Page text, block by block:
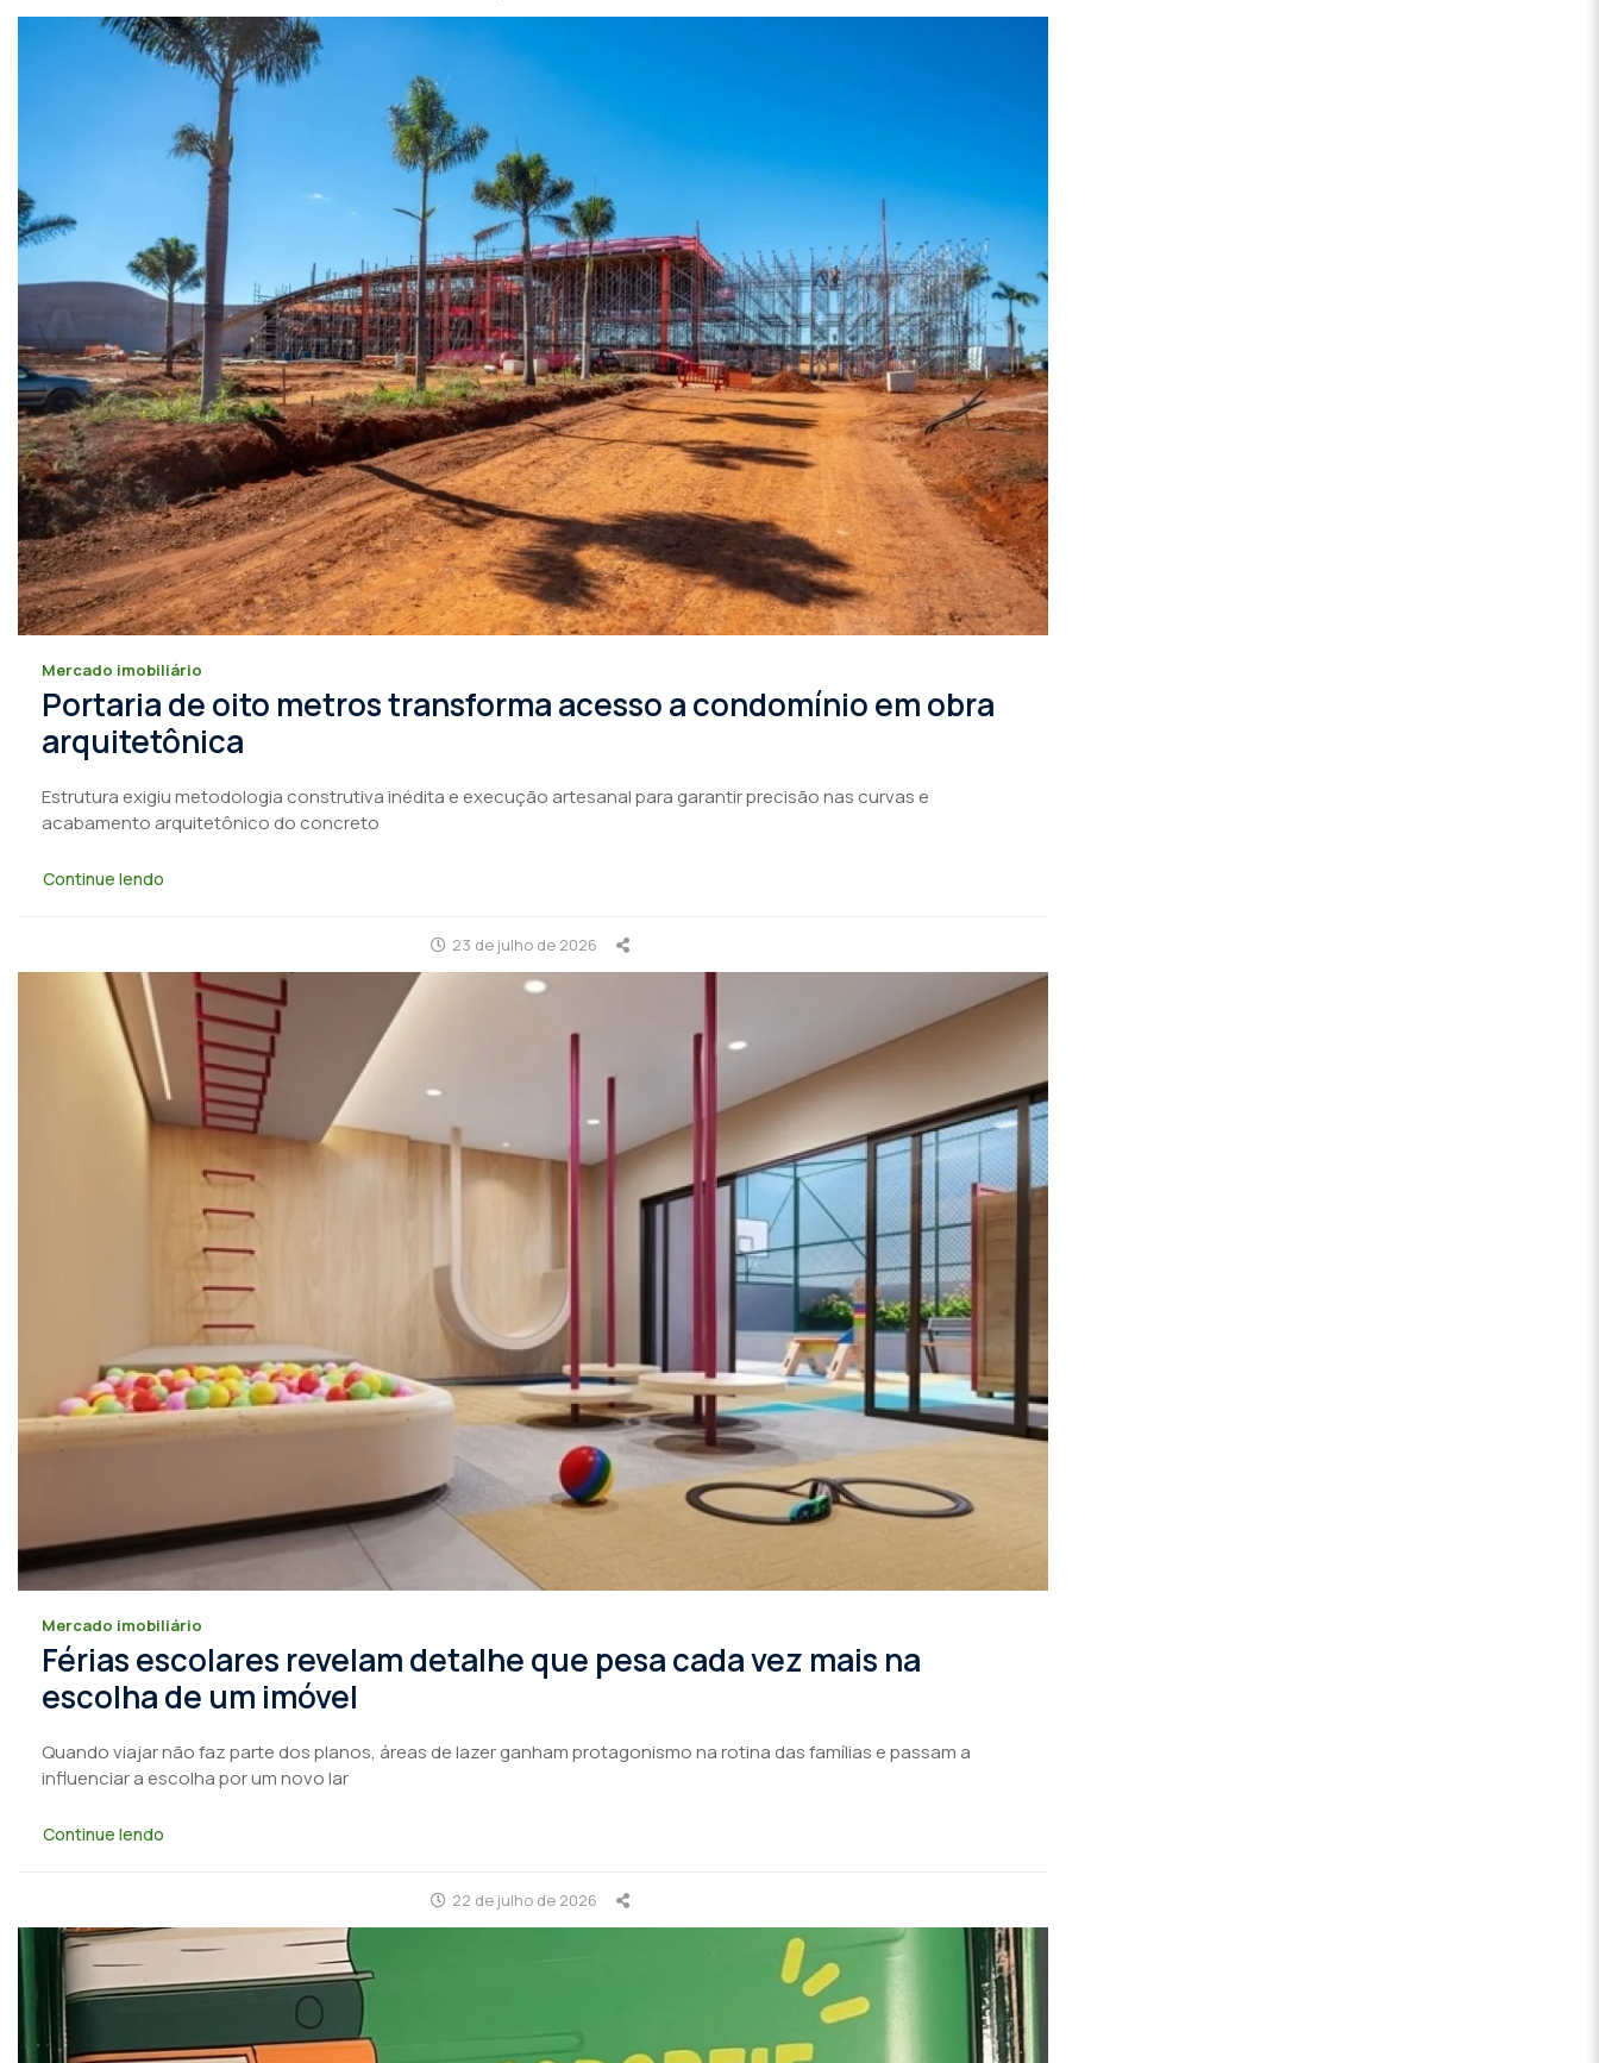
Mercado imobiliário
Portaria de oito metros transforma acesso a condomínio em obra
arquitetônica
Estrutura exigiu metodologia construtiva inédita e execução artesanal para garantir precisão nas curvas e
acabamento arquitetônico do concreto
Continue lendo
23 de julho de 2026
Mercado imobiliário
Férias escolares revelam detalhe que pesa cada vez mais na
escolha de um imóvel
Quando viajar não faz parte dos planos, áreas de lazer ganham protagonismo na rotina das famílias e passam a
influenciar a escolha por um novo lar
Continue lendo
22 de julho de 2026